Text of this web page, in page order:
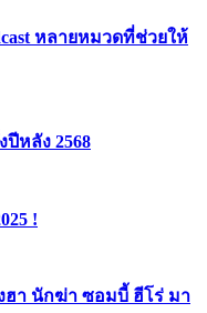
หลายหมวดที่ช่วยให้
ปีหลัง 2568
!
ฮา นักฆ่า ซอมบี้ ฮีโร่ มา